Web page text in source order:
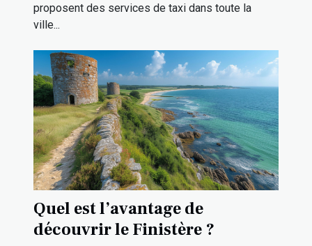
proposent des services de taxi dans toute la
ville...
Quel est l’avantage de
découvrir le Finistère ?